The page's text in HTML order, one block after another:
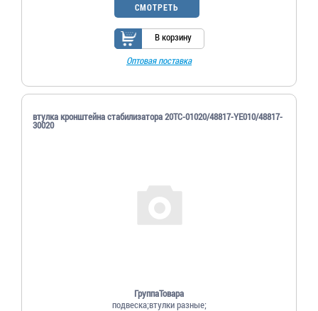
СМОТРЕТЬ
В корзину
Оптовая поставка
втулка кронштейна стабилизатора 20ТС-01020/48817-YE010/48817-
30020
ГруппаТовара
подвеска;втулки разные;